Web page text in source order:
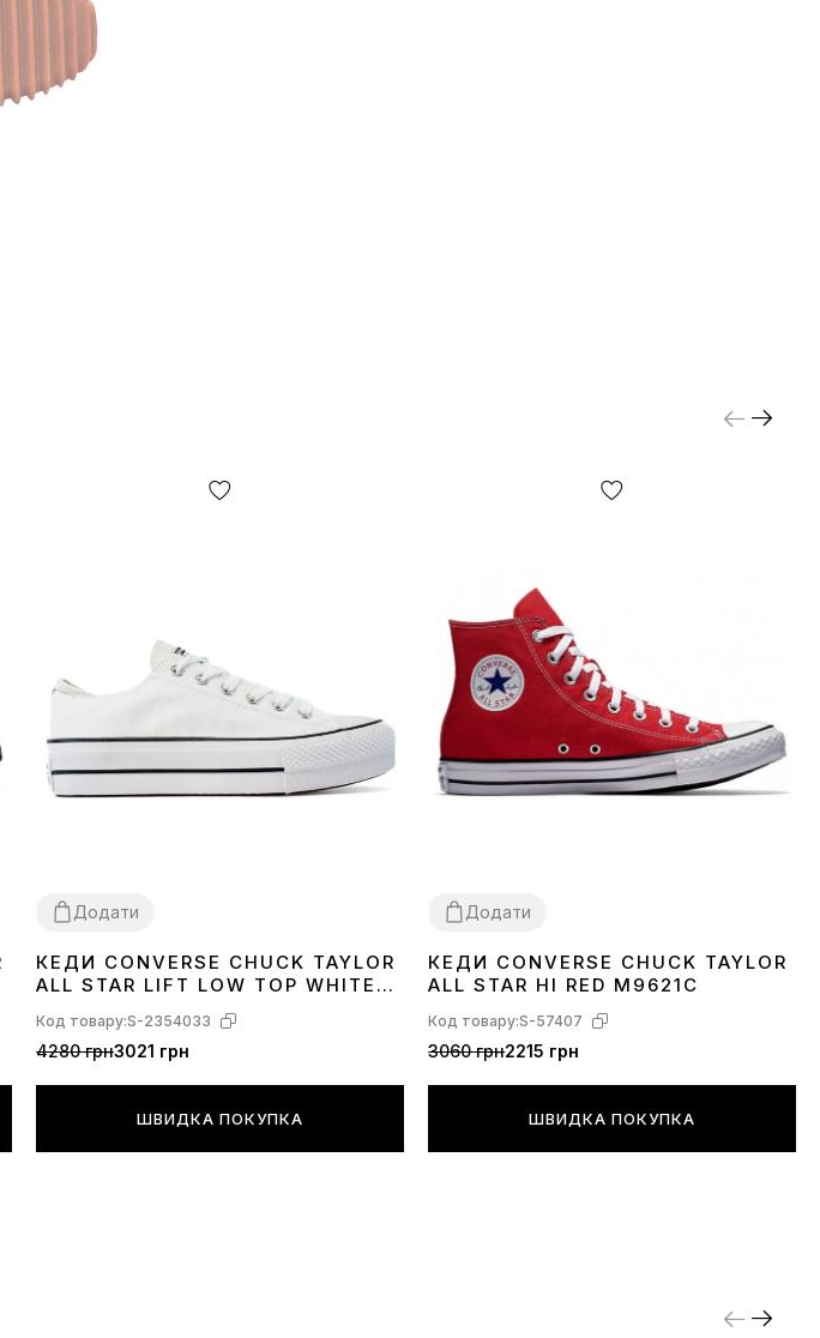
Додати
41424344
КЕДИ CONVERSE CHUCK TAYLOR
ALL STAR LIFT LOW TOP WHITE
Код товару:S-2354033
4280 грн3021 грн
ШВИДКА ПОКУПКА
Додати
36373940 41 424344
КЕДИ CONVERSE CHUCK TAYLOR
ALL STAR HI RED M9621C
Код товару:S-57407
3060 грн2215 грн
ШВИДКА ПОКУПКА